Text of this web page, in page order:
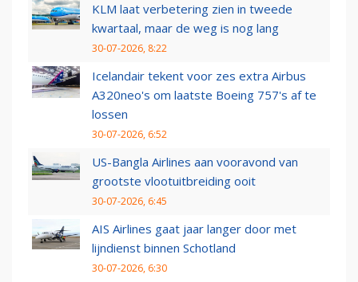
KLM laat verbetering zien in tweede
kwartaal, maar de weg is nog lang
30-07-2026, 8:22
Icelandair tekent voor zes extra Airbus
A320neo's om laatste Boeing 757's af te
lossen
30-07-2026, 6:52
US-Bangla Airlines aan vooravond van
grootste vlootuitbreiding ooit
30-07-2026, 6:45
AIS Airlines gaat jaar langer door met
lijndienst binnen Schotland
30-07-2026, 6:30